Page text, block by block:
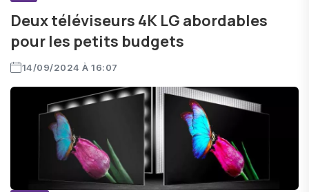
Deux téléviseurs 4K LG abordables
pour les petits budgets
14/09/2024 À 16:07